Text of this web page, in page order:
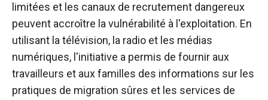
limitées et les canaux de recrutement dangereux
peuvent accroître la vulnérabilité à l'exploitation. En
utilisant la télévision, la radio et les médias
numériques, l'initiative a permis de fournir aux
travailleurs et aux familles des informations sur les
pratiques de migration sûres et les services de